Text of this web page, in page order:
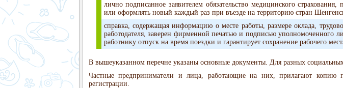
лично подписанное заявителем обязательство медицинского
или оформлять новый каждый раз при въезде на территорию стран
справка, содержащая информацию о месте работы, размере оклада,
работодателя, заверен фирменной печатью и подписью уполномоченного
работнику отпуск на время поездки и гарантирует сохранение рабочего
В вышеуказанном перечне указаны основные документы. Для разных
Частные предприниматели и лица, работающие на них, прилагают копию
регистрации.